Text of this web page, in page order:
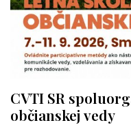
CVTI SR
občianskej vedy